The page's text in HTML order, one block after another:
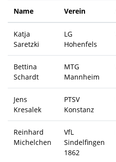
Name Verein
Katja
Saretzki
LG
Hohenfels
Bettina
Schardt
MTG
Mannheim
Jens
Kresalek
PTSV
Konstanz
Reinhard
Michelchen
VfL
Sindelfingen
1862